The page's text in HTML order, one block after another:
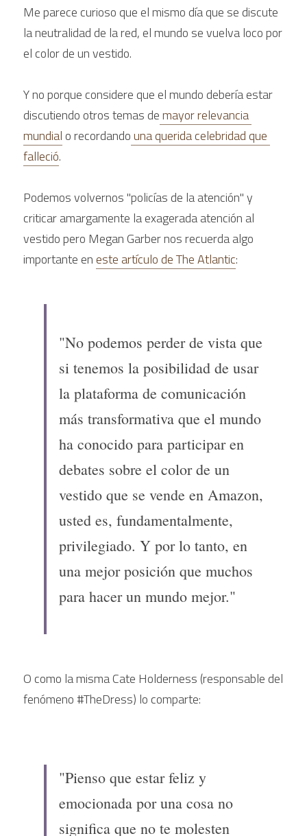
Me parece curioso que el mismo día que se discute
la neutralidad de la red, el mundo se vuelva loco por
el color de un vestido.
Y no porque considere que el mundo debería estar
discutiendo otros temas de mayor relevancia
mundial o recordando una querida celebridad que
falleció.
Podemos volvernos "policías de la atención" y
criticar amargamente la exagerada atención al
vestido pero Megan Garber nos recuerda algo
importante en este artículo de The Atlantic:
"No podemos perder de vista que
si tenemos la posibilidad de usar
la plataforma de comunicación
más transformativa que el mundo
ha conocido para participar en
debates sobre el color de un
vestido que se vende en Amazon,
usted es, fundamentalmente,
privilegiado. Y por lo tanto, en
una mejor posición que muchos
para hacer un mundo mejor."
O como la misma Cate Holderness (responsable del
fenómeno #TheDress) lo comparte:
"Pienso que estar feliz y
emocionada por una cosa no
significa que no te molesten